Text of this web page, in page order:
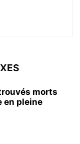
morts
en pleine